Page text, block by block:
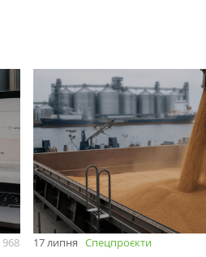
968 17 липня Спецпроєкти